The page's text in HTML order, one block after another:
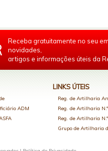
Receba gratuitamente no seu
novidades,
artigos e informações úteis da
ADM
LINKS ÚTEIS
Reg. de Artilharia
Reg. de Artilharia
Reg. de Artilharia
Grupo de Artilharia